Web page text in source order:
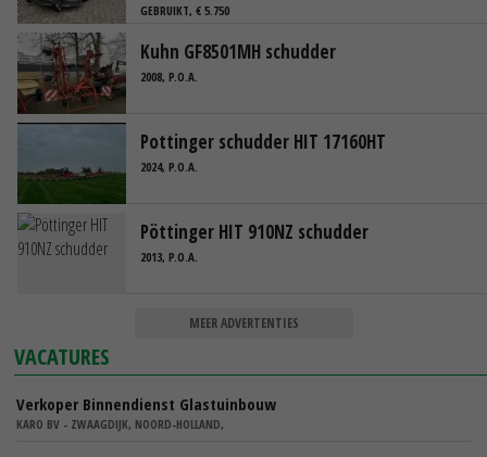
GEBRUIKT, € 5.750
Kuhn GF8501MH schudder
2008, P.O.A.
Pottinger schudder HIT 17160HT
2024, P.O.A.
Pöttinger HIT 910NZ schudder
2013, P.O.A.
MEER ADVERTENTIES
VACATURES
Verkoper Binnendienst Glastuinbouw
KARO BV - ZWAAGDIJK, NOORD-HOLLAND,